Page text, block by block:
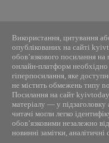
Використання, цитування
опублікованих на сайті
обов’язкового посилання
онлайн-платформ необхідно
гіперпосилання, яке
не містить обмежень типу
Посилання на сайт
матеріалу — у
читачі могли легко
обов’язковими незалежно
новинні замітки, аналітичні